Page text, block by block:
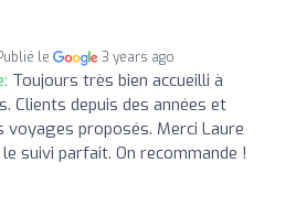
le 3 years ago
Toujours très bien accueilli à
Clients depuis des années et
proposés. Merci Laure
suivi parfait. On recommande !